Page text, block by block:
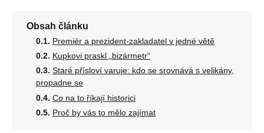
Obsah článku
Premiér a prezident-zakladatel v jedné větě
Kupkovi praskl „bizármetr“
Staré přísloví varuje: kdo se srovnává s velikány,
propadne se
Co na to říkají historici
Proč by vás to mělo zajímat